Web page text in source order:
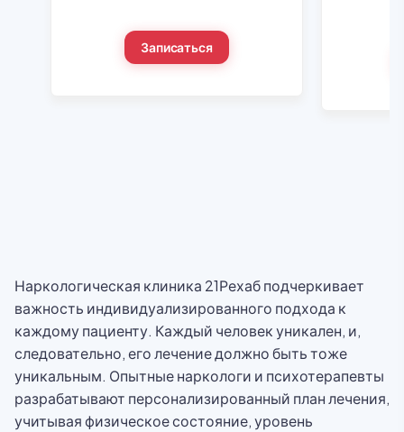
Записаться
Наркологическая клиника 21Рехаб подчеркивает
важность индивидуализированного подхода к
каждому пациенту. Каждый человек уникален, и,
следовательно, его лечение должно быть тоже
уникальным. Опытные наркологи и психотерапевты
разрабатывают персонализированный план лечения,
учитывая физическое состояние, уровень